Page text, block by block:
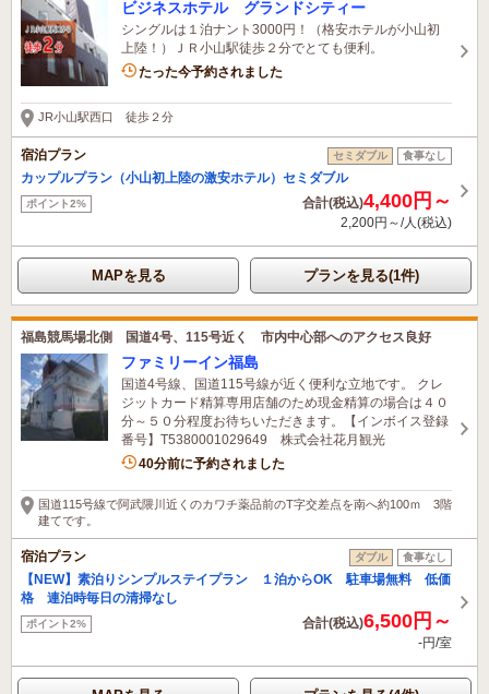
ビジネスホテル グランドシティー
シングルは１泊ナント3000円！（格安ホテルが小山初
上陸！）ＪＲ小山駅徒歩２分でとても便利。
1名がこの宿を見ています
JR小山駅西口 徒歩２分
宿泊プラン セミダブル 食事なし
カップルプラン（小山初上陸の激安ホテル）セミダブル
ポイント2% 合計(税込)4,400円～
2,200円～/人(税込)
MAPを見る プランを見る(1件)
福島競馬場北側 国道4号、115号近く 市内中心部へのアクセス良好
ファミリーイン福島
国道4号線、国道115号線が近く便利な立地です。 クレ
ジットカード精算専用店舗のため現金精算の場合は４０
分～５０分程度お待ちいただきます。【インボイス登録
番号】T5380001029649 株式会社花月観光
1名がこの宿を見ています
40分前に予約されました
国道115号線で阿武隈川近くのカワチ薬品前のT字交差点を南へ約100ｍ 3階
建てです。
宿泊プラン ダブル 食事なし
【NEW】素泊りシンプルステイプラン １泊からOK 駐車場無料 低価
格 連泊時毎日の清掃なし
ポイント2% 合計(税込)6,500円～
-円/室